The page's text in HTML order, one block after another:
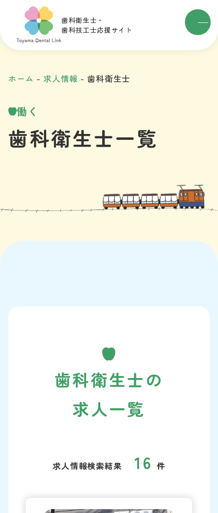
歯科衛生士・
歯科技工士応援サイト
ホーム 求人情報 歯科衛生士
働く
歯科衛生士一覧
歯科衛生士の
求人一覧
求人情報検索結果 16 件